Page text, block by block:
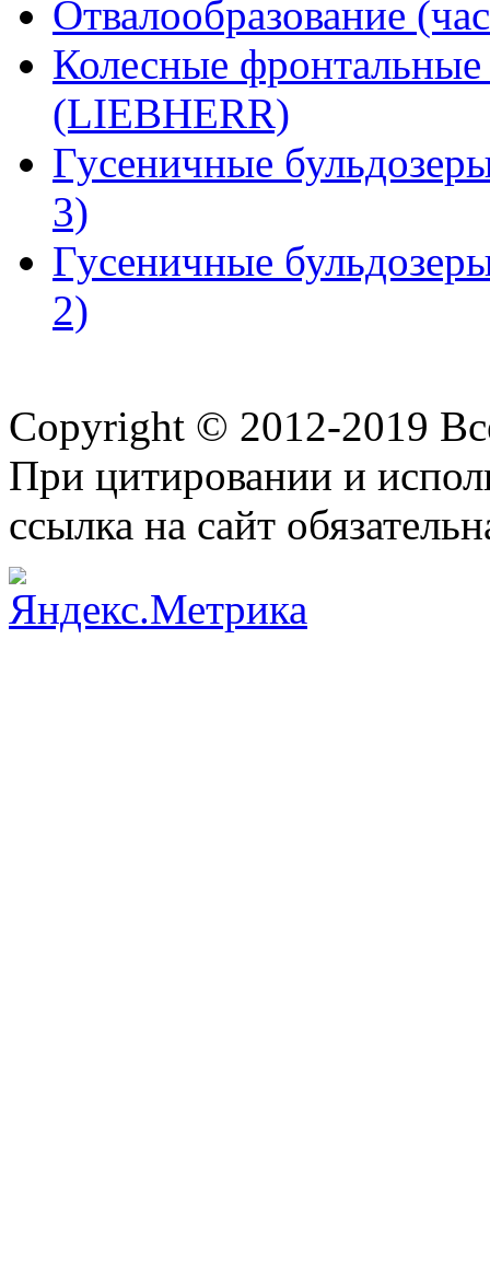
Отвалообразование
Колесные
(LIEBHERR)
Гусеничные
3)
Гусеничные
2)
Copyright © 2012-2019
При цитировании и
ссылка на сайт